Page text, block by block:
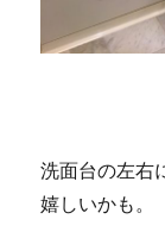
洗面台の左右
嬉しいかも。